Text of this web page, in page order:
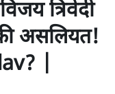
त्रिवेदी
असलियत!
|